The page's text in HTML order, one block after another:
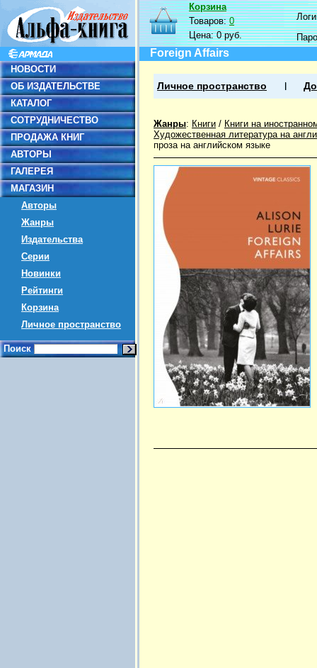
НОВОСТИ
ОБ ИЗДАТЕЛЬСТВЕ
КАТАЛОГ
СОТРУДНИЧЕСТВО
ПРОДАЖА КНИГ
АВТОРЫ
ГАЛЕРЕЯ
МАГАЗИН
Авторы
Жанры
Издательства
Серии
Новинки
Рейтинги
Корзина
Личное пространство
Поиск
Корзина
Товаров:0
Цена:0 руб.
Foreign Affairs
Личное пространство
Жанры: Книги / Книги на
Художественная литература на
проза на английском языке